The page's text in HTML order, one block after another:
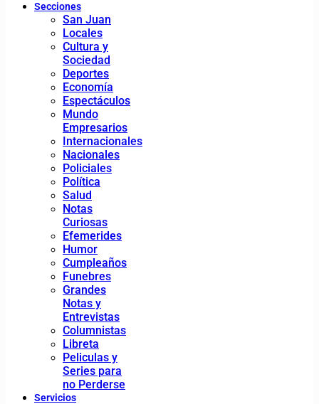
Secciones
San Juan
Locales
Cultura y
Sociedad
Deportes
Economía
Espectáculos
Mundo
Empresarios
Internacionales
Nacionales
Policiales
Política
Salud
Notas
Curiosas
Efemerides
Humor
Cumpleaños
Funebres
Grandes
Notas y
Entrevistas
Columnistas
Libreta
Peliculas y
Series para
no Perderse
Servicios